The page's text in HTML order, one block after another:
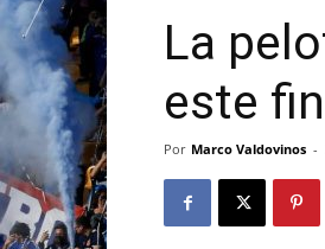
La
este
Por Marco Valdovinos -